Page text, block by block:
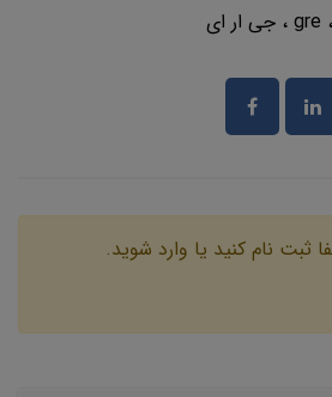
جی ار ای
ثبت نام کنید یا وارد شوید.